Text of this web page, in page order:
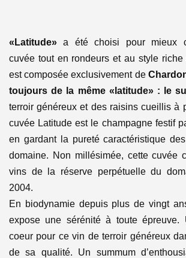
«Latitude» a été choisi pour mieux
cuvée tout en rondeurs et au style riche
est composée exclusivement de
toujours de la même «latitude» : le
terroir généreux et des raisins cueillis à
cuvée Latitude est le champagne festif
en gardant la pureté caractéristique
domaine. Non millésimée, cette cuvée
vins de la réserve perpétuelle du
2004.
En biodynamie depuis plus de vingt
expose une sérénité à toute
coeur pour ce vin de terroir généreux
de sa qualité. Un summum